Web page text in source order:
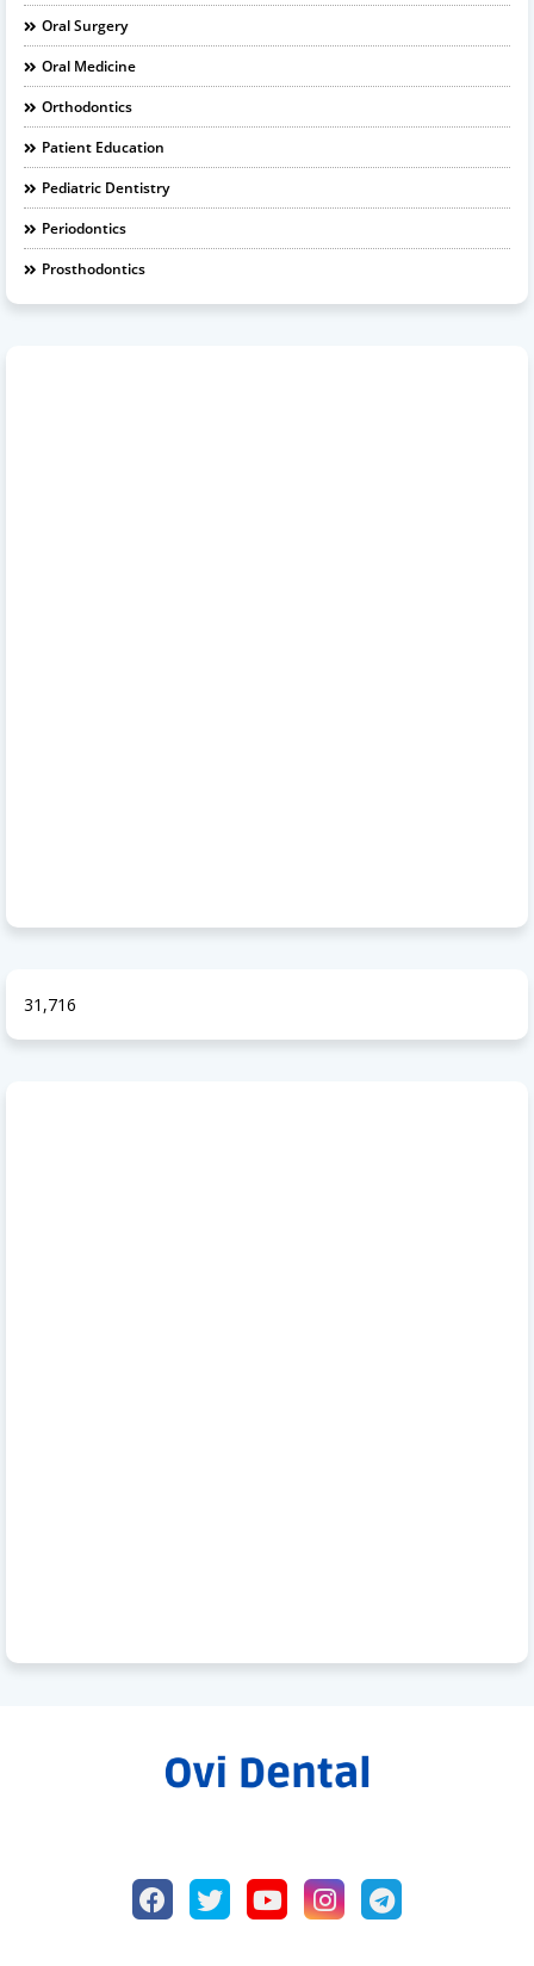
Oral Surgery
Oral Medicine
Orthodontics
Patient Education
Pediatric Dentistry
Periodontics
Prosthodontics
31,716